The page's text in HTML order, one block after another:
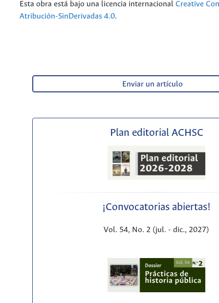
Esta obra está bajo una licencia internacional Creative
Atribución-SinDerivadas 4.0.
Enviar un artículo
Plan editorial ACHSC
¡Convocatorias abiertas!
Vol. 54, No. 2 (jul. - dic., 2027)